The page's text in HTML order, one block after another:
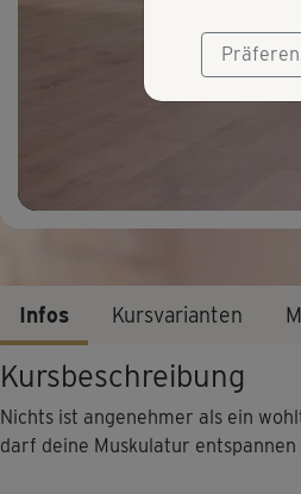
Infos Kursvarianten
Kursbeschreibung
Nichts ist angenehmer als ein
darf deine Muskulatur